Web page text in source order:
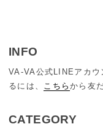
INFO
VA-VA公式LINEアカウ
るには、
こちらから友
CATEGORY